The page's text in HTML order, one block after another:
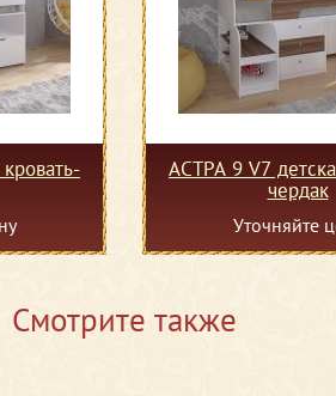
АСТРА 9 V7
чердак
Уточняйте
Смотрите также